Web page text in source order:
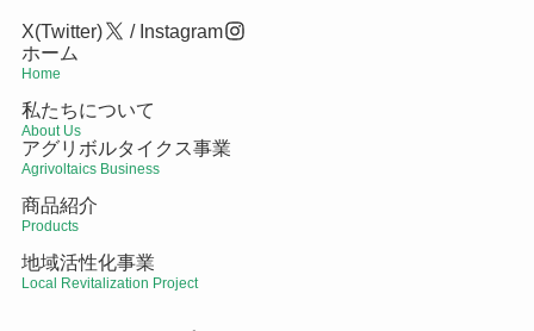
X(Twitter) / Instagram
ホーム
Home
私たちについて
About Us
アグリボルタイクス事業
Agrivoltaics Business
商品紹介
Products
地域活性化事業
Local Revitalization Project